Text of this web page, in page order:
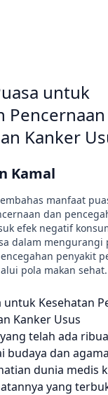
untuk
Kanker
Kamal
manfaat
dan
efek negatif
dalam mengurangi
penyakit
pola makan sehat.
untuk Kesehatan
Kanker Usus
telah ada
budaya dan
dunia medis
yang